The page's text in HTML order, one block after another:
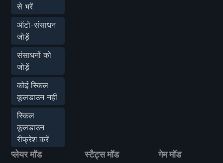
से भरें
ऑटो-संसाधन
जोड़ें
संसाधनों को
जोड़ें
कोई स्किल
कूलडाउन नहीं
स्किल
कूलडाउन
रीफ्रेश करें
प्लेयर मॉड स्टैट्स मॉड गेम मॉड